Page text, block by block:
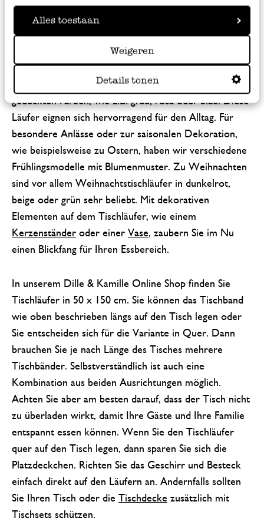
Alles toestaan
Weigeren
Details tonen
Dekogrundlage.
Tischläufer für jeden Anlass
Sie können Tischläufer zu jedem Anlass verwenden.
Wir haben bei Dille & Kamille schlichte Modelle in
gedeckten Farben, wie z.B. grau, rosa oder blau. Diese
Läufer eignen sich hervorragend für den Alltag. Für
besondere Anlässe oder zur saisonalen Dekoration,
wie beispielsweise zu Ostern, haben wir verschiedene
Frühlingsmodelle mit Blumenmuster. Zu Weihnachten
sind vor allem Weihnachtstischläufer in dunkelrot,
beige oder grün sehr beliebt. Mit dekorativen
Elementen auf dem Tischläufer, wie einem
Kerzenständer oder einer Vase, zaubern Sie im Nu
einen Blickfang für Ihren Essbereich.
In unserem Dille & Kamille Online Shop finden Sie
Tischläufer in 50 x 150 cm. Sie können das Tischband
wie oben beschrieben längs auf den Tisch legen oder
Sie entscheiden sich für die Variante in Quer. Dann
brauchen Sie je nach Länge des Tisches mehrere
Tischbänder. Selbstverständlich ist auch eine
Kombination aus beiden Ausrichtungen möglich.
Achten Sie aber am besten darauf, dass der Tisch nicht
zu überladen wirkt, damit Ihre Gäste und Ihre Familie
entspannt essen können. Wenn Sie den Tischläufer
quer auf den Tisch legen, dann sparen Sie sich die
Platzdeckchen. Richten Sie das Geschirr und Besteck
einfach direkt auf den Läufern an. Andernfalls sollten
Sie Ihren Tisch oder die Tischdecke zusätzlich mit
Tischsets schützen.